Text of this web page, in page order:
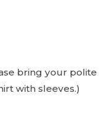
bring your polite
with sleeves.)